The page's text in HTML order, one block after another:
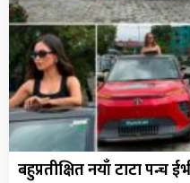
बहुप्रतीक्षित नयाँ टाटा